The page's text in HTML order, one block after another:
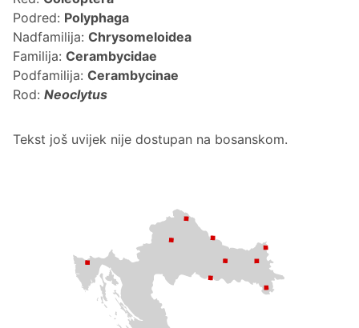
Podred: Polyphaga
Nadfamilija: Chrysomeloidea
Familija: Cerambycidae
Podfamilija: Cerambycinae
Rod: Neoclytus
Tekst još uvijek nije dostupan na bosanskom.